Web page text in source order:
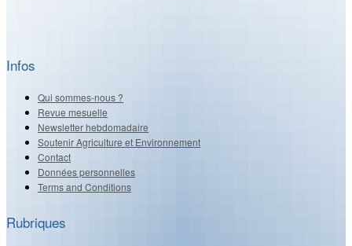
Infos
Qui sommes-nous ?
Revue mesuelle
Newsletter hebdomadaire
Soutenir Agriculture et Environnement
Contact
Données personnelles
Terms and Conditions
Rubriques